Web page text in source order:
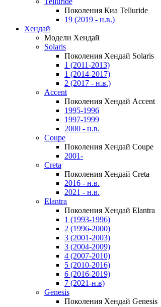
Поколения Киа Telluride
19 (2019 - н.в.)
Хендай
Модели Хендай
Solaris
Поколения Хендай Solaris
1 (2011-2013)
1 (2014-2017)
2 (2017 - н.в.)
Accent
Поколения Хендай Accent
1995-1996
1997-1999
2000 - н.в.
Coupe
Поколения Хендай Coupe
2001-
Creta
Поколения Хендай Creta
2016 - н.в.
2021 - н.в.
Elantra
Поколения Хендай Elantra
1 (1993-1996)
2 (1996-2000)
3 (2001-2003)
3 (2004-2009)
4 (2007-2010)
5 (2010-2016)
6 (2016-2019)
7 (2021-н.в)
Genesis
Поколения Хендай Genesis